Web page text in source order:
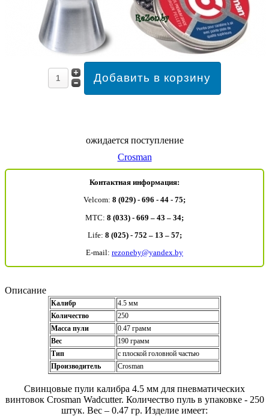
ожидается поступление
Crosman
Контактная информация:
Velcom: 8 (029) - 696 - 44 - 75;
MTC: 8 (033) - 669 – 43 – 34;
Life: 8 (025) - 752 – 13 – 57;
E-mail: rezoneby@yandex.by
Описание
Калибр
4.5 мм
Количество
250
Масса пули
0.47 грамм
Вес
190 грамм
Тип
с плоской головной частью
Производитель
Crosman
Свинцовые пули калибра 4.5 мм для пневматических
винтовок Crosman Wadcutter. Количество пуль в упаковке - 250
штук. Вес – 0.47 гр. Изделие имеет: